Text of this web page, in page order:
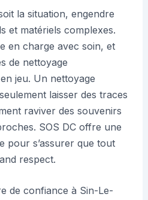
la situation, engendre
et matériels complexes.
en charge avec soin, et
de nettoyage
jeu. Un nettoyage
laisser des traces
raviver des souvenirs
SOS DC offre une
pour s’assurer que tout
respect.
de confiance à Sin-Le-